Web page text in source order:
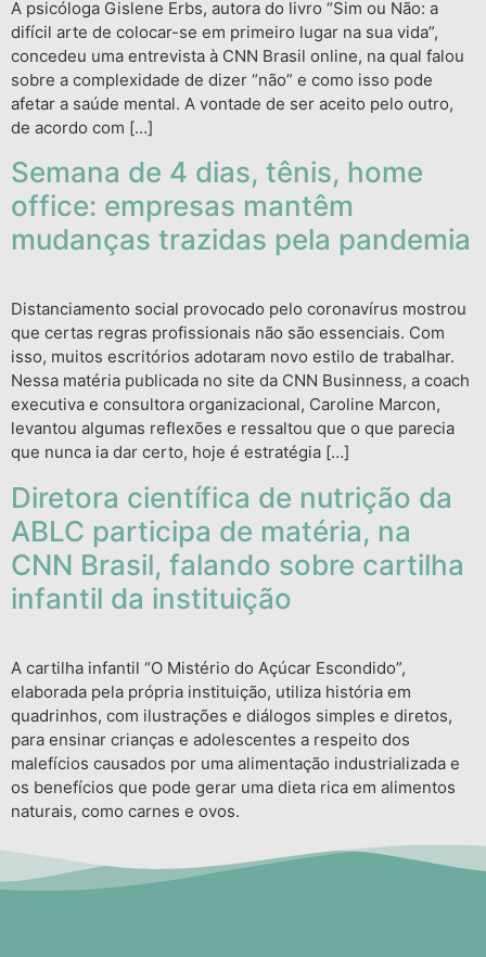
A psicóloga Gislene Erbs, autora do livro “Sim ou Não: a
difícil arte de colocar-se em primeiro lugar na sua vida”,
concedeu uma entrevista à CNN Brasil online, na qual falou
sobre a complexidade de dizer “não” e como isso pode
afetar a saúde mental. A vontade de ser aceito pelo outro,
de acordo com […]
Semana de 4 dias, tênis, home
office: empresas mantêm
mudanças trazidas pela pandemia
Distanciamento social provocado pelo coronavírus mostrou
que certas regras profissionais não são essenciais. Com
isso, muitos escritórios adotaram novo estilo de trabalhar.
Nessa matéria publicada no site da CNN Businness, a coach
executiva e consultora organizacional, Caroline Marcon,
levantou algumas reflexões e ressaltou que o que parecia
que nunca ia dar certo, hoje é estratégia […]
Diretora científica de nutrição da
ABLC participa de matéria, na
CNN Brasil, falando sobre cartilha
infantil da instituição
A cartilha infantil “O Mistério do Açúcar Escondido”,
elaborada pela própria instituição, utiliza história em
quadrinhos, com ilustrações e diálogos simples e diretos,
para ensinar crianças e adolescentes a respeito dos
malefícios causados por uma alimentação industrializada e
os benefícios que pode gerar uma dieta rica em alimentos
naturais, como carnes e ovos.